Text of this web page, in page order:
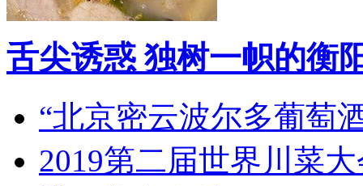
舌尖诱惑 独树一帜的衡
“北京密云波尔多葡萄
2019第二届世界川菜